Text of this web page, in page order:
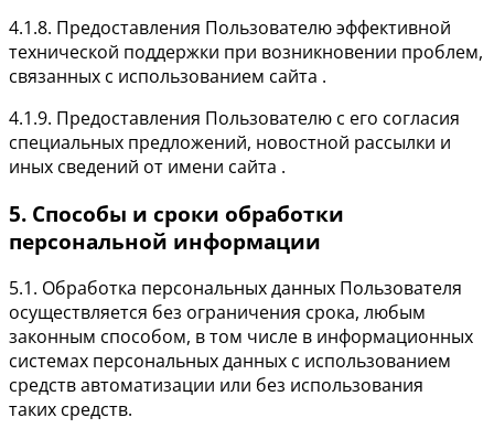
4.1.8. Предоставления Пользователю эффективной
технической поддержки при возникновении проблем,
связанных с использованием сайта .
4.1.9. Предоставления Пользователю с его согласия
специальных предложений, новостной рассылки и
иных сведений от имени сайта .
5. Способы и сроки обработки
персональной информации
5.1. Обработка персональных данных Пользователя
осуществляется без ограничения срока, любым
законным способом, в том числе в информационных
системах персональных данных с использованием
средств автоматизации или без использования
таких средств.